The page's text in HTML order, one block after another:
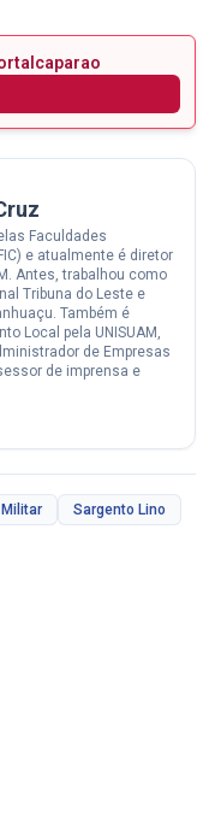
Faculdades
e atualmente é diretor
Antes, trabalhou como
Tribuna do Leste e
Também é
Local pela UNISUAM,
de Empresas
de imprensa e
Sargento Lino